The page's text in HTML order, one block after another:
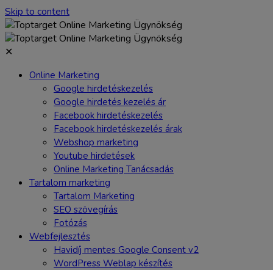
Skip to content
✕
Online Marketing
Google hirdetéskezelés
Google hirdetés kezelés ár
Facebook hirdetéskezelés
Facebook hirdetéskezelés árak
Webshop marketing
Youtube hirdetések
Online Marketing Tanácsadás
Tartalom marketing
Tartalom Marketing
SEO szövegírás
Fotózás
Webfejlesztés
Havidíj mentes Google Consent v2
WordPress Weblap készítés